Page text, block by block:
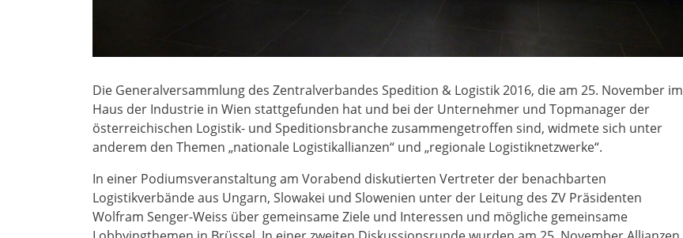
Die Generalversammlung des Zentralverbandes Spedition & Logistik 2016, die am 25. November im
Haus der Industrie in Wien stattgefunden hat und bei der Unternehmer und Topmanager der
österreichischen Logistik- und Speditionsbranche zusammengetroffen sind, widmete sich unter
anderem den Themen „nationale Logistikallianzen“ und „regionale Logistiknetzwerke“.
In einer Podiumsveranstaltung am Vorabend diskutierten Vertreter der benachbarten
Logistikverbände aus Ungarn, Slowakei und Slowenien unter der Leitung des ZV Präsidenten
Wolfram Senger-Weiss über gemeinsame Ziele und Interessen und mögliche gemeinsame